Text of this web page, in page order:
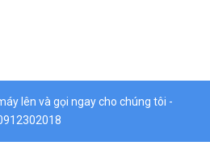
lên và gọi ngay cho chúng tôi -